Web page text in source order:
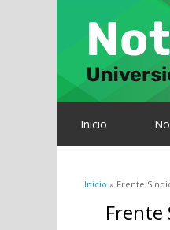
Inicio
Se encuentra
Inicio » Frente
Frente